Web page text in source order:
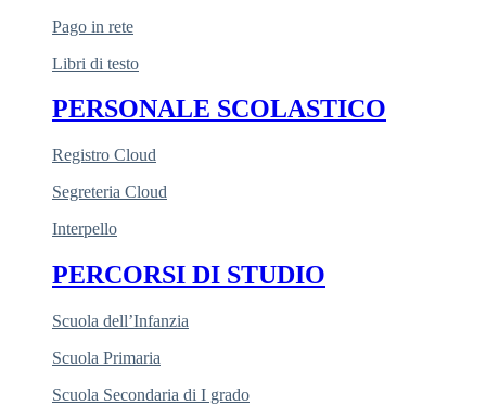
Pago in rete
Libri di testo
PERSONALE SCOLASTICO
Registro Cloud
Segreteria Cloud
Interpello
PERCORSI DI STUDIO
Scuola dell’Infanzia
Scuola Primaria
Scuola Secondaria di I grado